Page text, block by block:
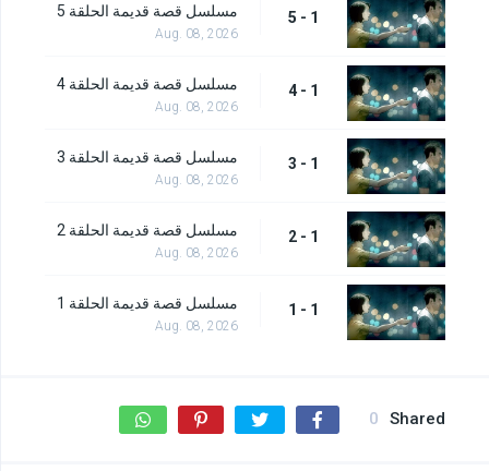
1 - 5 مسلسل قصة قديمة الحلقة 5
Aug. 08, 2026
1 - 4 مسلسل قصة قديمة الحلقة 4
Aug. 08, 2026
1 - 3 مسلسل قصة قديمة الحلقة 3
Aug. 08, 2026
1 - 2 مسلسل قصة قديمة الحلقة 2
Aug. 08, 2026
1 - 1 مسلسل قصة قديمة الحلقة 1
Aug. 08, 2026
Shared
0